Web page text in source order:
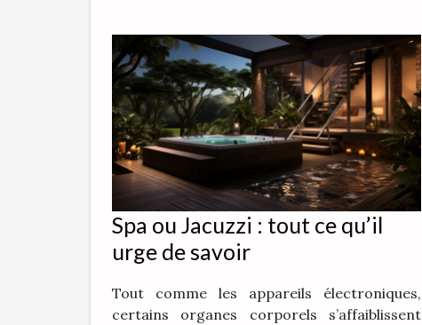
Spa ou Jacuzzi : tout ce qu’il
urge de savoir
Tout comme les appareils électroniques,
certains organes corporels s’affaiblissent